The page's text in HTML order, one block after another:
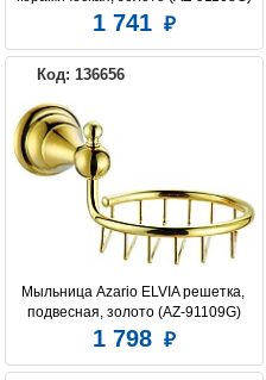
1 741
Код: 136656
Мыльница Azario ELVIA решетка,
подвесная, золото (AZ-91109G)
1 798